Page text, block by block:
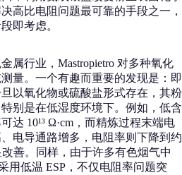
高比电阻问题最可靠的手段之一，
即考虑。
属行业，Mastropietro 对多种氧化
量。一个有趣而重要的发现是：即
以氧化物或硫酸盐形式存在，其粉
别是在低湿度环境下。例如，低含
达 10¹³ Ω·cm，而精炼过程末端电
电导通路增多，电阻率则下降到约
改善。同样，由于许多有色烟气中
用低温 ESP，不仅电阻率问题突